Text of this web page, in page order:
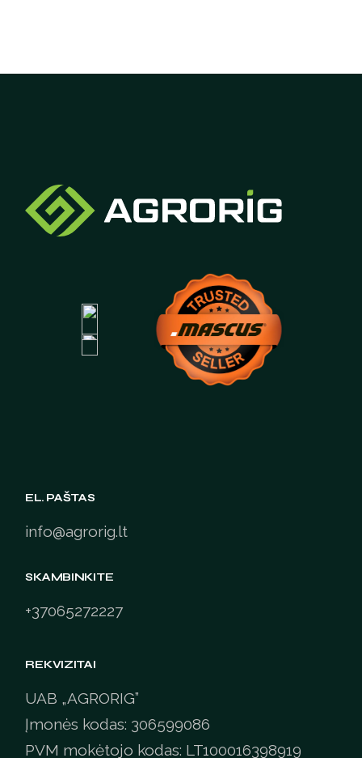
EL. PAŠTAS
info@agrorig.lt
SKAMBINKITE
+37065272227
REKVIZITAI
UAB „AGRORIG”
Įmonės kodas: 306599086
PVM mokėtojo kodas: LT100016398919